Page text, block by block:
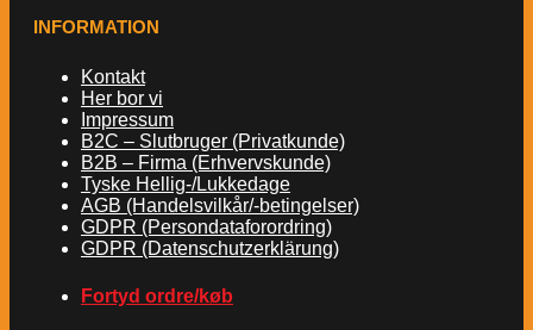
INFORMATION
Kontakt
Her bor vi
Impressum
B2C – Slutbruger (Privatkunde)
B2B – Firma (Erhvervskunde)
Tyske Hellig-/Lukkedage
AGB (Handelsvilkår/-betingelser)
GDPR (Persondataforordring)
GDPR (Datenschutzerklärung)
Fortyd ordre/køb